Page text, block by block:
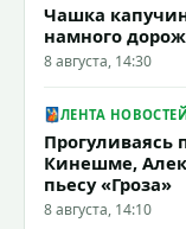
Чашка
намного
8 августа, 14:30
ЛЕНТА
Прогуливаясь
Кинешме,
пьесу «Гроза»
8 августа, 14:10